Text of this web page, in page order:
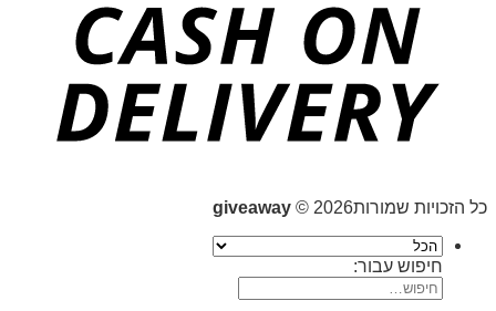
כל הזכויות שמורות2026 © giveaway
חיפוש עבור: